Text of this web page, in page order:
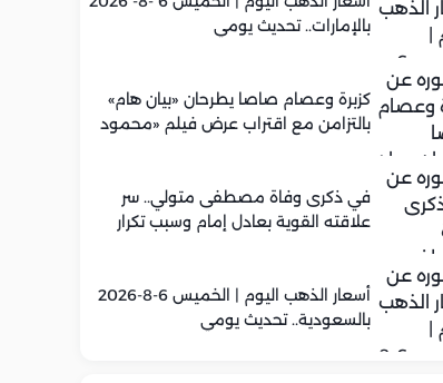
بالإمارات.. تحديث يومي
كزبرة وعصام صاصا يطرحان «بيان هام»
بالتزامن مع اقتراب عرض فيلم «محمود
في ذكرى وفاة مصطفى متولي.. سر
علاقته القوية بعادل إمام وسبب تكرار
أسعار الذهب اليوم | الخميس 6-8-2026
بالسعودية.. تحديث يومي